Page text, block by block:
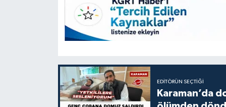
EDITÖRÜN SEÇTIĞI
Karaman’da